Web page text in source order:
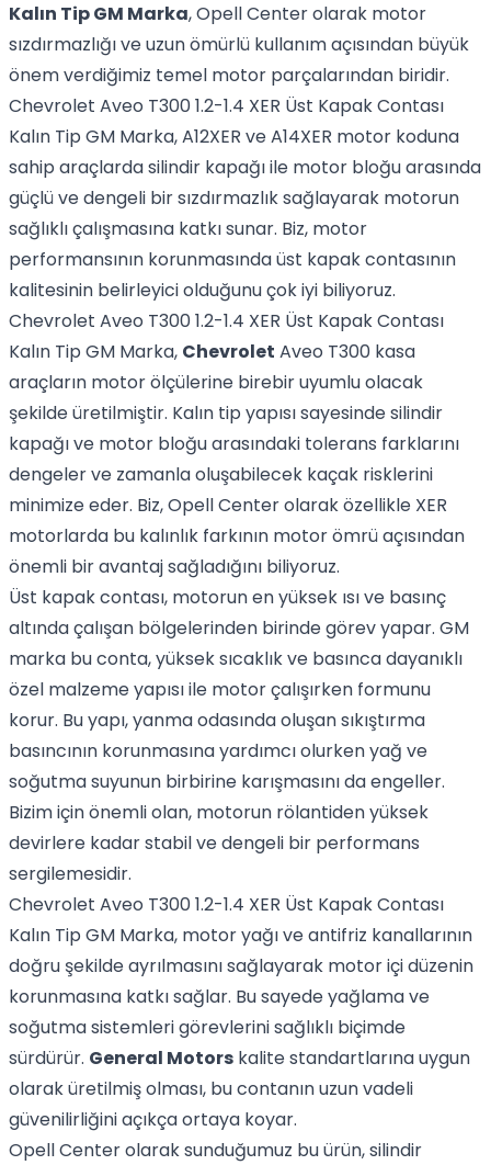
Kalın Tip GM Marka, Opell Center olarak motor
sızdırmazlığı ve uzun ömürlü kullanım açısından büyük
önem verdiğimiz temel motor parçalarından biridir.
Chevrolet Aveo T300 1.2-1.4 XER Üst Kapak Contası
Kalın Tip GM Marka, A12XER ve A14XER motor koduna
sahip araçlarda silindir kapağı ile motor bloğu arasında
güçlü ve dengeli bir sızdırmazlık sağlayarak motorun
sağlıklı çalışmasına katkı sunar. Biz, motor
performansının korunmasında üst kapak contasının
kalitesinin belirleyici olduğunu çok iyi biliyoruz.
Chevrolet Aveo T300 1.2-1.4 XER Üst Kapak Contası
Kalın Tip GM Marka, Chevrolet Aveo T300 kasa
araçların motor ölçülerine birebir uyumlu olacak
şekilde üretilmiştir. Kalın tip yapısı sayesinde silindir
kapağı ve motor bloğu arasındaki tolerans farklarını
dengeler ve zamanla oluşabilecek kaçak risklerini
minimize eder. Biz, Opell Center olarak özellikle XER
motorlarda bu kalınlık farkının motor ömrü açısından
önemli bir avantaj sağladığını biliyoruz.
Üst kapak contası, motorun en yüksek ısı ve basınç
altında çalışan bölgelerinden birinde görev yapar. GM
marka bu conta, yüksek sıcaklık ve basınca dayanıklı
özel malzeme yapısı ile motor çalışırken formunu
korur. Bu yapı, yanma odasında oluşan sıkıştırma
basıncının korunmasına yardımcı olurken yağ ve
soğutma suyunun birbirine karışmasını da engeller.
Bizim için önemli olan, motorun rölantiden yüksek
devirlere kadar stabil ve dengeli bir performans
sergilemesidir.
Chevrolet Aveo T300 1.2-1.4 XER Üst Kapak Contası
Kalın Tip GM Marka, motor yağı ve antifriz kanallarının
doğru şekilde ayrılmasını sağlayarak motor içi düzenin
korunmasına katkı sağlar. Bu sayede yağlama ve
soğutma sistemleri görevlerini sağlıklı biçimde
sürdürür. General Motors kalite standartlarına uygun
olarak üretilmiş olması, bu contanın uzun vadeli
güvenilirliğini açıkça ortaya koyar.
Opell Center olarak sunduğumuz bu ürün, silindir